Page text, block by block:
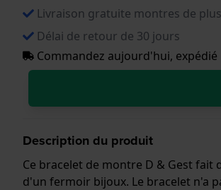
Livraison gratuite montres de
Délai de retour de 30 jours
Commandez aujourd'hui, expédié
Description du produit
Ce bracelet de montre D & Gest fait
d'un fermoir bijoux. Le bracelet n'a